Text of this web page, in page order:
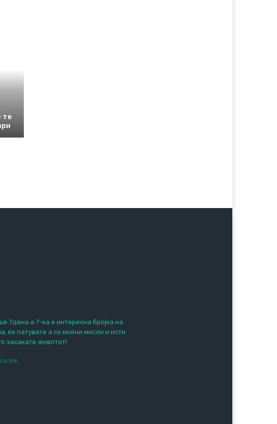
те
7дена а 7-ка е интересна бројка на
ќе патувате а со моќни мисли и исти
засакате животот!